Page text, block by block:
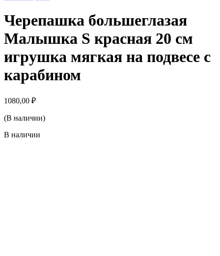
Черепашка большеглазая
Малышка S красная 20 см
игрушка мягкая на подвесе с
карабином
1080,00 ₽
(В наличии)
В наличии